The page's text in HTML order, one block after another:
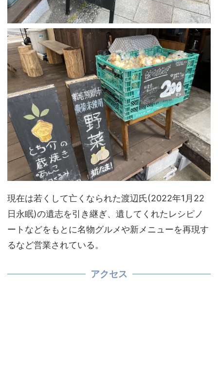
現在は若くして亡くなられた渡辺氏(2022年1月22
日永眠)の遺志を引き継ぎ、遺してくれたレシピノ
ートなどをもとに名物グルメや新メニューを再現す
るなど営業されている。
アクセス